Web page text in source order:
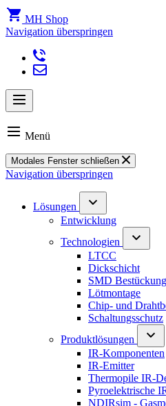
MH Shop
Navigation überspringen
Menü
Modales Fenster schließen
Navigation überspringen
Lösungen
Entwicklung
Technologien
LTCC
Dickschicht
SMD Bestückung
Lötmontage
Chip- und
Schaltungsschutz
Produktlösungen
IR-Komponenten
IR-Emitter
Thermopile IR-
Pyroelektrische
NDIRsim -